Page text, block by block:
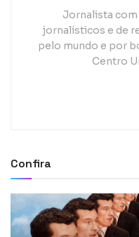
Jornalista
jornalísticos e de
pelo mundo e por
Centro
Confira